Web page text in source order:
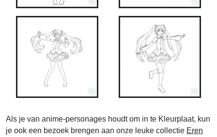
Als je van anime-personages houdt om in te Kleurplaat, kun
je ook een bezoek brengen aan onze leuke collectie Eren